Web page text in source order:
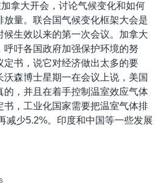
拿大开会，讨论气候变化和如何
量。联合国气候变化框架大会是
生效以来的第一次会议。加拿大
吁各国政府加强保护环境的努
定书，说它对经济做出太多的要
森博士星期一在会议上说，美国
的，并且在着手控制温室效应气体
书，工业化国家需要把温室气体排
减少5.2%。印度和中国等一些发展